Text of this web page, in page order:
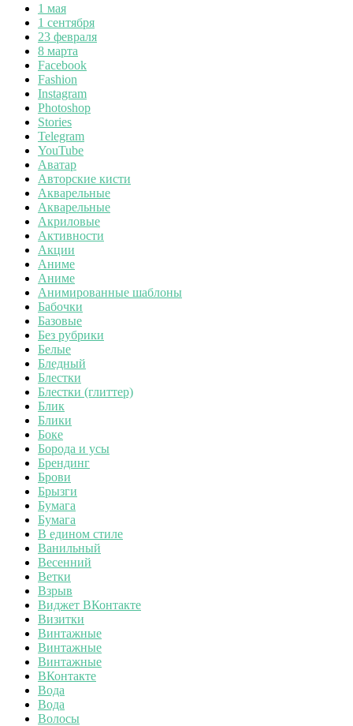
1 мая
1 сентября
23 февраля
8 марта
Facebook
Fashion
Instagram
Photoshop
Stories
Telegram
YouTube
Аватар
Авторские кисти
Акварельные
Акварельные
Акриловые
Активности
Акции
Аниме
Аниме
Анимированные шаблоны
Бабочки
Базовые
Без рубрики
Белые
Бледный
Блестки
Блестки (глиттер)
Блик
Блики
Боке
Борода и усы
Брендинг
Брови
Брызги
Бумага
Бумага
В едином стиле
Ванильный
Весенний
Ветки
Взрыв
Виджет ВКонтакте
Визитки
Винтажные
Винтажные
Винтажные
ВКонтакте
Вода
Вода
Волосы